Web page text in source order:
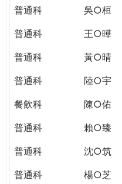
TOMORROW
YOU
THE
PATH
GLOBAL
普通科
吳○桓
普通科
王○曄
普通科
黃○晴
普通科
陸○宇
餐飲科
陳○佑
普通科
賴○臻
普通科
沈○筑
普通科
楊○芝